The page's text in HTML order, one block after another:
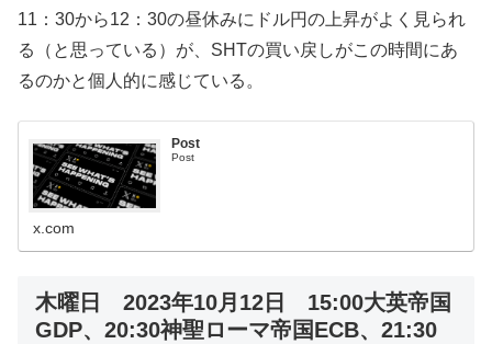
11：30から12：30の昼休みにドル円の上昇がよく見られ
る（と思っている）が、SHTの買い戻しがこの時間にあ
るのかと個人的に感じている。
Post
Post
x.com
木曜日 2023年10月12日 15:00大英帝国
GDP、20:30神聖ローマ帝国ECB、21:30